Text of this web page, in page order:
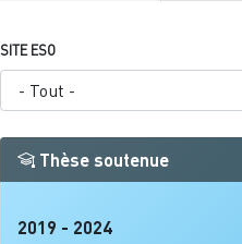
SITE ESO
Thèse soutenue
2019 - 2024